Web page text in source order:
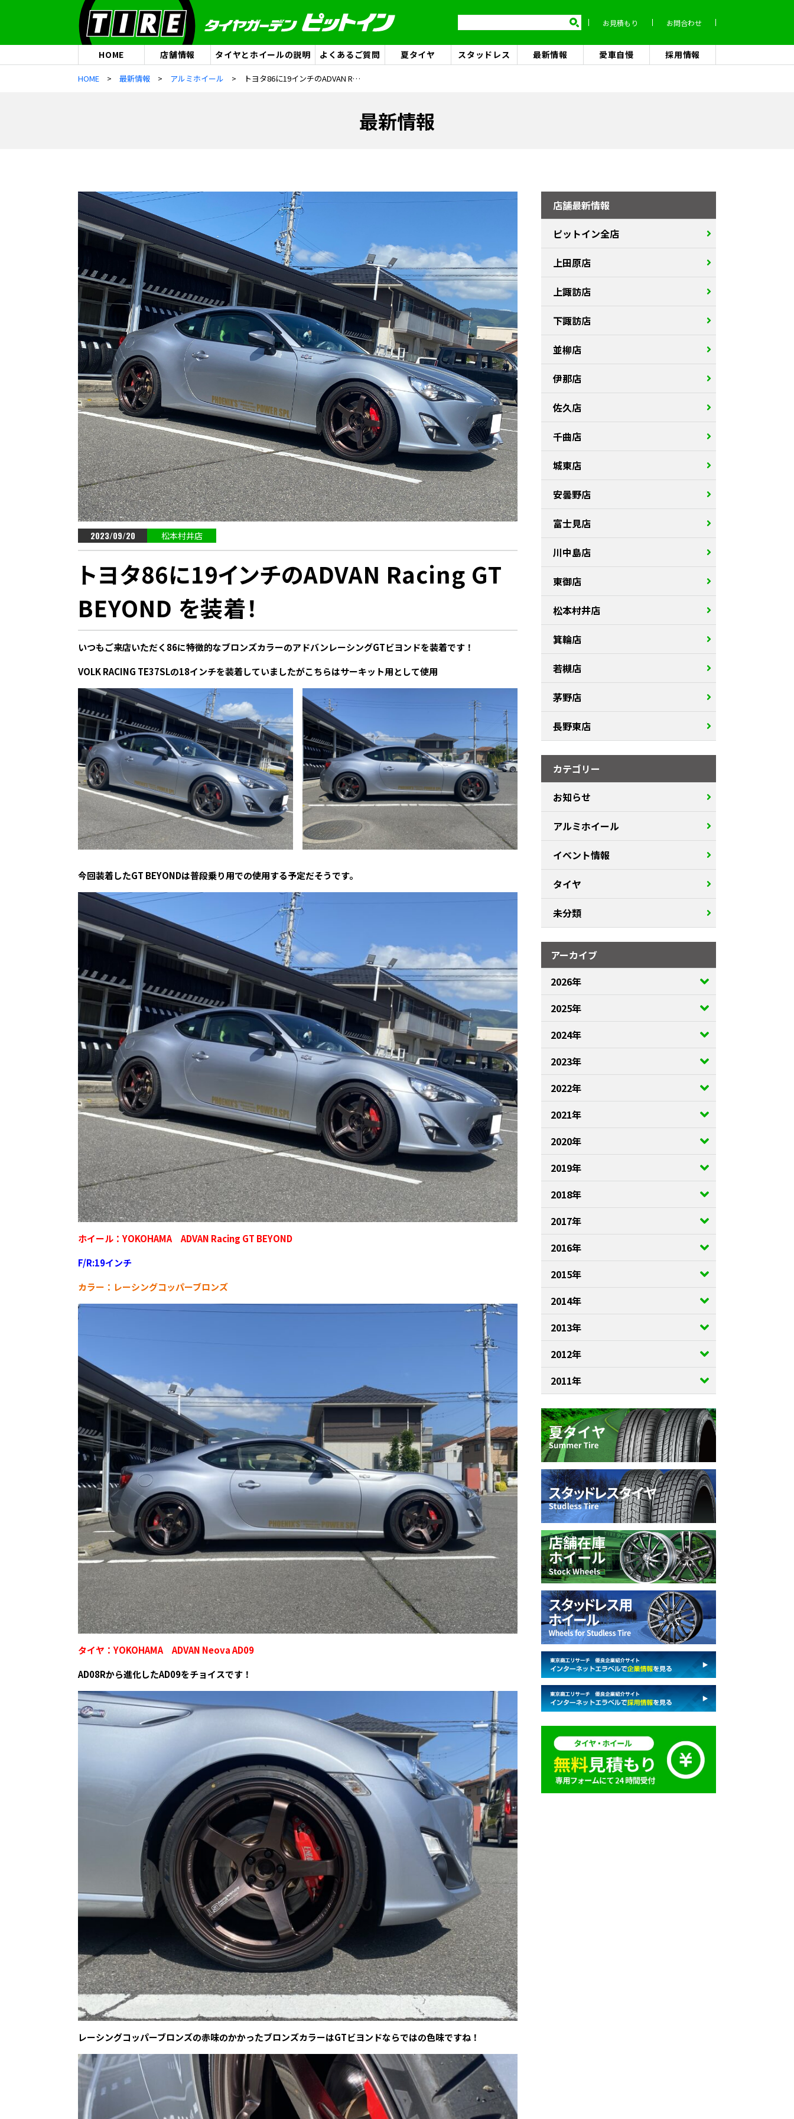
お見積もり お問合わせ
HOME 店舗情報 タイヤとホイールの説明 よくあるご質問 夏タイヤ スタッドレス 最新情報 愛車自慢 採用情報
HOME 最新情報 アルミホイール トヨタ86に19インチのADVAN Racing GT BEYOND を装着！
最新情報
2023/09/20 松本村井店
トヨタ86に19インチのADVAN Racing GT
BEYOND を装着！
いつもご来店いただく86に特徴的なブロンズカラーのアドバンレーシングGTビヨンドを装着です！
VOLK RACING TE37SLの18インチを装着していましたがこちらはサーキット用として使用
今回装着したGT BEYONDは普段乗り用での使用する予定だそうです。
ホイール：YOKOHAMA ADVAN Racing GT BEYOND
F/R:19インチ
カラー：レーシングコッパーブロンズ
タイヤ：YOKOHAMA ADVAN Neova AD09
AD08Rから進化したAD09をチョイスです！
レーシングコッパーブロンズの赤味のかかったブロンズカラーはGTビヨンドならではの色味ですね！
店舗最新情報
ピットイン全店
上田原店
上諏訪店
下諏訪店
並柳店
伊那店
佐久店
千曲店
城東店
安曇野店
富士見店
川中島店
東御店
松本村井店
箕輪店
若槻店
茅野店
長野東店
カテゴリー
お知らせ
アルミホイール
イベント情報
タイヤ
未分類
アーカイブ
2026年
2025年
2024年
2023年
2022年
2021年
2020年
2019年
2018年
2017年
2016年
2015年
2014年
2013年
2012年
2011年